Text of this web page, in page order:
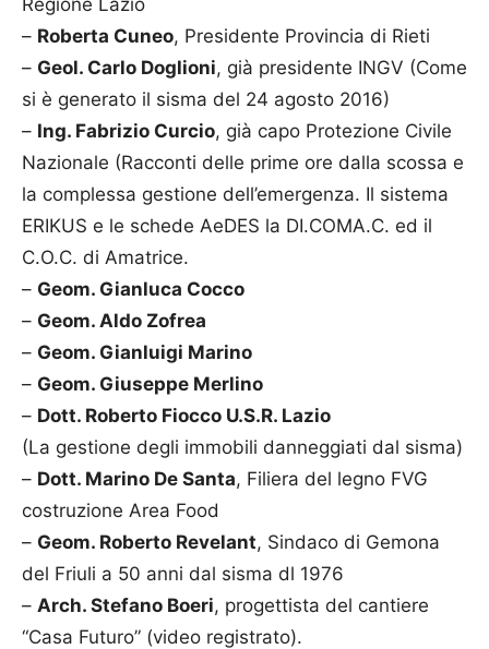
– Roberta Cuneo, Presidente Provincia di Rieti
– Geol. Carlo Doglioni, già presidente INGV (Come
si è generato il sisma del 24 agosto 2016)
– Ing. Fabrizio Curcio, già capo Protezione Civile
Nazionale (Racconti delle prime ore dalla scossa e
la complessa gestione dell’emergenza. Il sistema
ERIKUS e le schede AeDES la DI.COMA.C. ed il
C.O.C. di Amatrice.
– Geom. Gianluca Cocco
– Geom. Aldo Zofrea
– Geom. Gianluigi Marino
– Geom. Giuseppe Merlino
– Dott. Roberto Fiocco U.S.R. Lazio
(La gestione degli immobili danneggiati dal sisma)
– Dott. Marino De Santa, Filiera del legno FVG
costruzione Area Food
– Geom. Roberto Revelant, Sindaco di Gemona
del Friuli a 50 anni dal sisma dl 1976
– Arch. Stefano Boeri, progettista del cantiere
“Casa Futuro” (video registrato).